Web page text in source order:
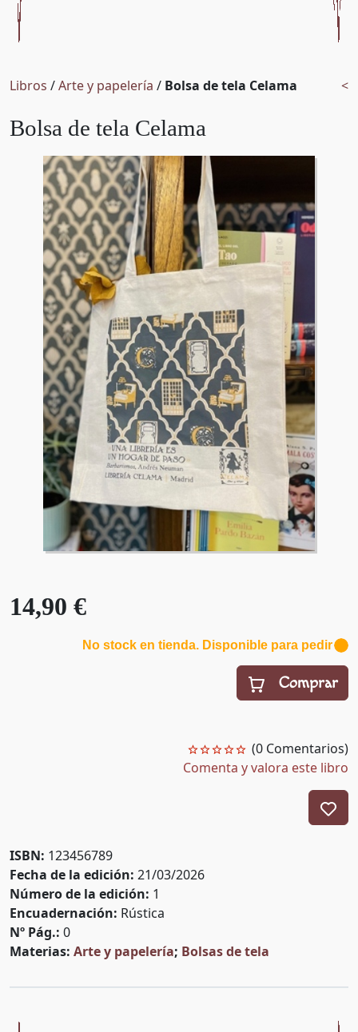
Libros /Arte y papelería / Bolsa de tela Celama <
Bolsa de tela Celama
14,90 €
No stock en tienda. Disponible para pedir
Comprar
(0 Comentarios)
Comenta y valora este libro
ISBN: 123456789
Fecha de la edición: 21/03/2026
Número de la edición: 1
Encuadernación: Rústica
Nº Pág.: 0
Materias: Arte y papelería; Bolsas de tela